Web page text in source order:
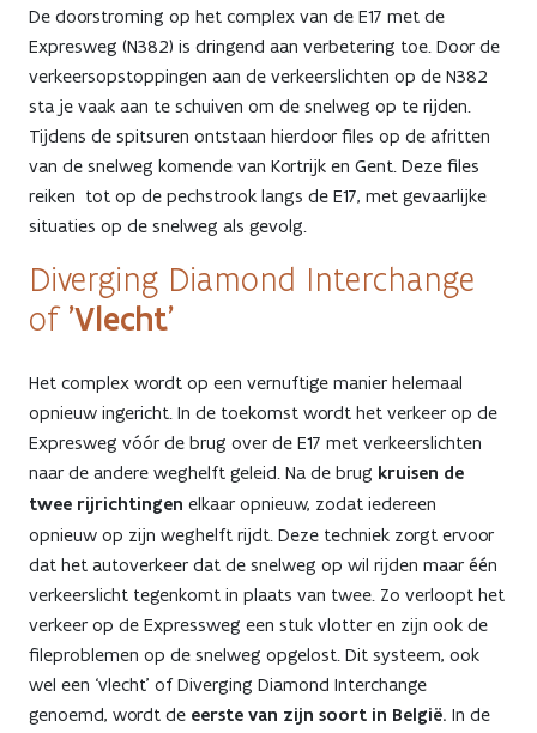
De doorstroming op het complex van de E17 met de
Expresweg (N382) is dringend aan verbetering toe. Door de
verkeersopstoppingen aan de verkeerslichten op de N382
sta je vaak aan te schuiven om de snelweg op te rijden.
Tijdens de spitsuren ontstaan hierdoor files op de afritten
van de snelweg komende van Kortrijk en Gent. Deze files
reiken tot op de pechstrook langs de E17, met gevaarlijke
situaties op de snelweg als gevolg.
Diverging Diamond Interchange
of 'Vlecht'
Het complex wordt op een vernuftige manier helemaal
opnieuw ingericht. In de toekomst wordt het verkeer op de
Expresweg vóór de brug over de E17 met verkeerslichten
naar de andere weghelft geleid. Na de brug kruisen de
twee rijrichtingen elkaar opnieuw, zodat iedereen
opnieuw op zijn weghelft rijdt. Deze techniek zorgt ervoor
dat het autoverkeer dat de snelweg op wil rijden maar één
verkeerslicht tegenkomt in plaats van twee. Zo verloopt het
verkeer op de Expressweg een stuk vlotter en zijn ook de
fileproblemen op de snelweg opgelost. Dit systeem, ook
wel een ‘vlecht’ of Diverging Diamond Interchange
genoemd, wordt de eerste van zijn soort in België. In de